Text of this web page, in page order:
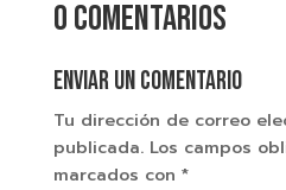
0 comentarios
Enviar un comentario
Tu dirección de correo
publicada. Los campos
marcados con *